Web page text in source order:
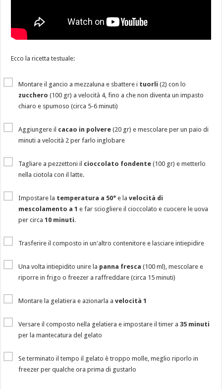
Ecco la ricetta testuale:
Montare il gancio a mezzaluna e sbattere i tuorli (2) con lo
zucchero (100 gr) a velocità 4, fino a che non diventa un impasto
chiaro e spumoso (circa 5-6 minuti)
Aggiungere il cacao in polvere (20 gr) e mescolare per un paio di
minuti a velocità 2 per farlo inglobare
Tagliare a pezzettoni il cioccolato fondente (100 gr) e metterlo
nella ciotola con il latte.
Impostare la temperatura a 50° e lavelocità di
mescolamento a 1 e far sciogliere il cioccolato e cuocere le uova
per circa10 minuti.
Trasferire il composto in un'altro contenitore e lasciare intiepidire
Una volta intiepidito unire la panna fresca (100 ml), mescolare e
riporre in frigo o freezer a raffreddare (circa 15 minuti)
Montare la gelatiera e azionarla avelocità 1
Versare il composto nella gelatiera e impostare il timer a35 minuti
per la mantecatura del gelato
Se terminato il tempo il gelato è troppo molle, meglio riporlo in
freezer per qualche ora prima di gustarlo